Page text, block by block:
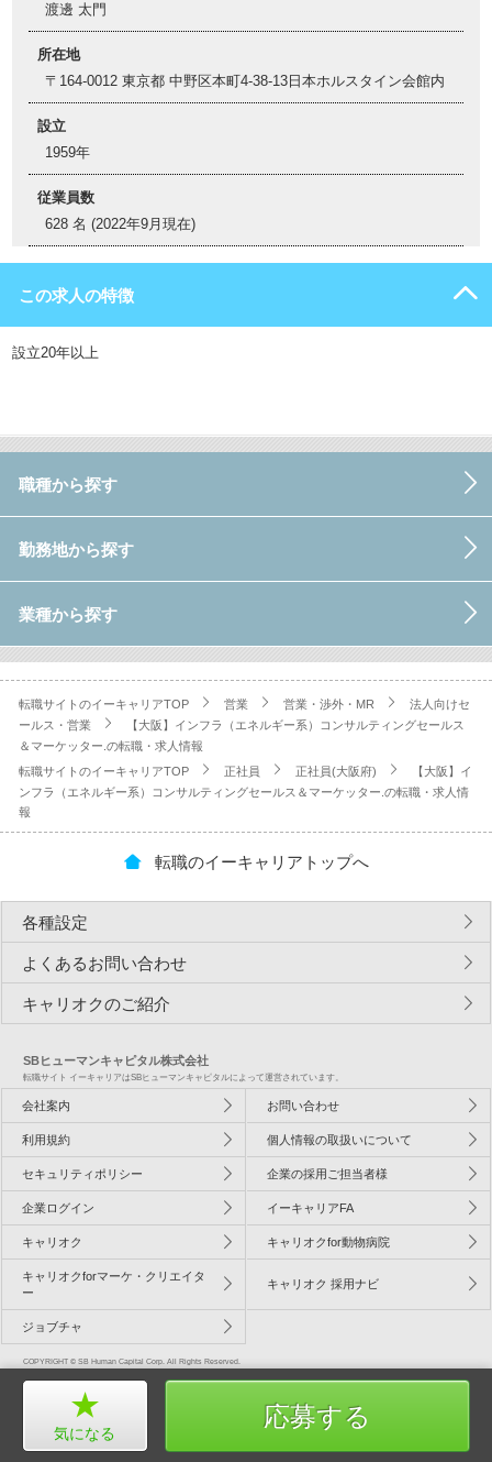
渡邊 太門
所在地
〒164-0012 東京都 中野区本町4-38-13日本ホルスタイン会館内
設立
1959年
従業員数
628 名 (2022年9月現在)
この求人の特徴
設立20年以上
応募する
気になる
職種から探す
勤務地から探す
業種から探す
転職サイトのイーキャリアTOP 営業 営業・渉外・MR
法人向けセ
ールス・営業
【大阪】インフラ（エネルギー系）コンサルティングセールス
＆マーケッター.の転職・求人情報
転職サイトのイーキャリアTOP
正社員 正社員(大阪府)
【大阪】イ
ンフラ（エネルギー系）コンサルティングセールス＆マーケッター.の転職・求人情
報
転職のイーキャリアトップへ
各種設定
よくあるお問い合わせ
キャリオクのご紹介
SBヒューマンキャピタル株式会社
転職サイト イーキャリアはSBヒューマンキャピタルによって運営されています。
会社案内 お問い合わせ
利用規約 個人情報の取扱いについて
セキュリティポリシー 企業の採用ご担当者様
企業ログイン イーキャリアFA
キャリオク キャリオクfor動物病院
キャリオクforマーケ・クリエイタ
ー
キャリオク 採用ナビ
ジョブチャ
COPYRIGHT © SB Human Capital Corp. All Rights Reserved.